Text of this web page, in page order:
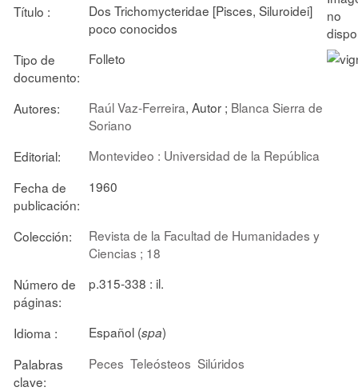
Título :
Dos Trichomycteridae [Pisces, Siluroidei]
poco conocidos
Tipo de
documento:
Folleto
Autores: Raúl Vaz-Ferreira, Autor ; Blanca Sierra de
Soriano
Editorial:
Montevideo : Universidad de la República
Fecha de
publicación:
1960
Colección:
Revista de la Facultad de Humanidades y
Ciencias ; 18
Número de
páginas:
p.315-338 : il.
Idioma : Español (spa)
Palabras
clave:
Peces Teleósteos Silúridos